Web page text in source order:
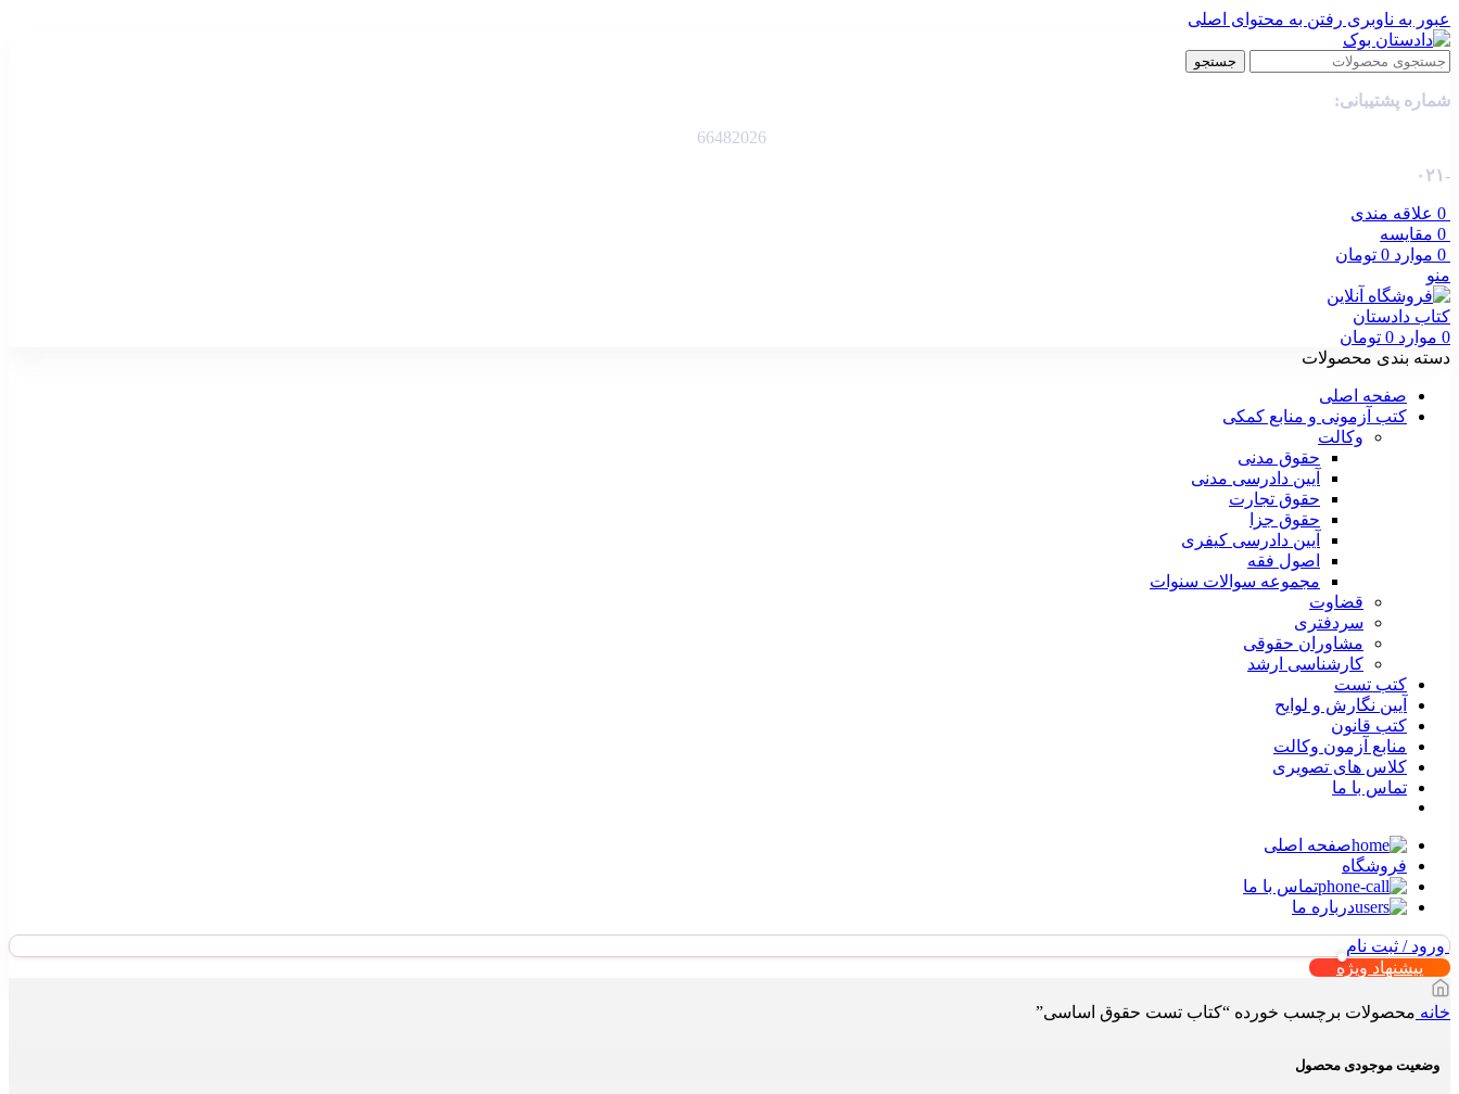
عبور به ناوبری رفتن به محتوای اصلی
جستجو
شماره پشتیبانی:
66482026
-۰۲۱
0 علاقه مندی
0 مقایسه
0 موارد 0 تومان
منو
0 موارد 0 تومان
دسته بندی محصولات
صفحه اصلی
کتب آزمونی و منابع کمکی
وکالت
حقوق مدنی
آیین دادرسی مدنی
حقوق تجارت
حقوق جزا
آیین دادرسی کیفری
اصول فقه
مجموعه سوالات سنوات
قضاوت
سردفتری
مشاوران حقوقی
کارشناسی ارشد
کتب تست
آیین نگارش و لوایح
کتب قانون
منابع آزمون وکالت
کلاس های تصویری
تماس با ما
صفحه اصلی
فروشگاه
تماس با ما
درباره ما
ورود / ثبت نام
پیشنهاد ویژه
خانه محصولات برچسب خورده “کتاب تست حقوق اساسی”
وضعیت موجودی محصول